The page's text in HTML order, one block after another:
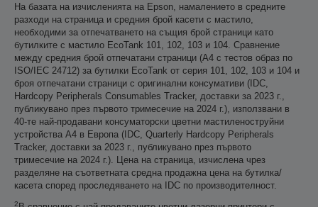
На базата на изчисленията на Epson, намалението в средните
разходи на страница и средния брой касети с мастило,
необходими за отпечатването на същия брой страници като
бутилките с мастило EcoTank 101, 102, 103 и 104. Сравнение
между средния брой отпечатани страници (A4 с тестов образ по
ISO/IEC 24712) за бутилки EcoTank от серия 101, 102, 103 и 104 и
броя отпечатани страници с оригинални консумативи (IDC,
Hardcopy Peripherals Consumables Tracker, доставки за 2023 г.,
публикувано през първото тримесечие на 2024 г.), използвани в
40-те най-продавани консуматорски цветни мастиленоструйни
устройства А4 в Европа (IDC, Quarterly Hardcopy Peripherals
Tracker, доставки за 2023 г., публикувано през първото
тримесечие на 2024 г.). Цена на страница, изчислена чрез
разделяне на съответната средна продажна цена на бутилка/
касета според проследяването на IDC по производителност.
2